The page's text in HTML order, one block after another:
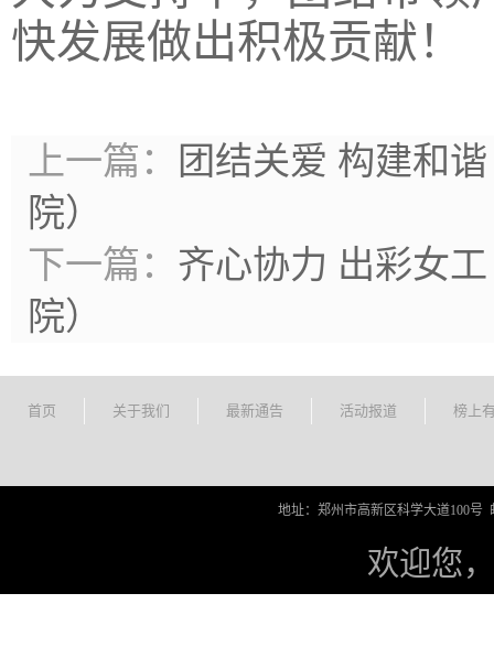
快发展做出积极贡献！
上一篇：
团结关爱 构建和
院）
下一篇： 齐心协力 出彩女
院）
首页 关于我们 最新通告 活动报道 榜上
地址：郑州市高新区科学大道100号
欢迎您